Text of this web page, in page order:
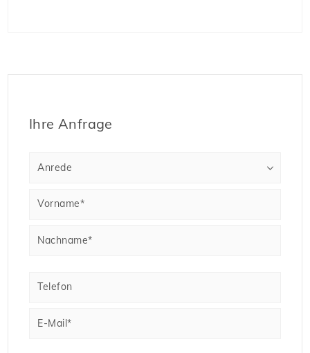
Ihre Anfrage
Anrede
Vorname*
Nachname*
Telefon
E-Mail*